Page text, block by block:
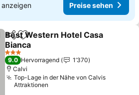
anzeigen Preise sehen
TeilenZu Favoriten hinzufügen
Best Western Hotel Casa
Bianca
3 Sterne
9.0 Hervorragend
1’370
Calvi
Top-Lage in der Nähe von Calvis
Attraktionen